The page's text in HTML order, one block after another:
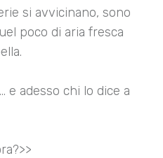
si avvicinano, sono
poco di aria fresca
e adesso chi lo dice a